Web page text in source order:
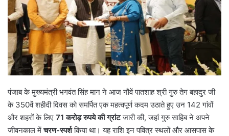
पंजाब के मुख्यमंत्री भगवंत सिंह मान ने आज नौवें पातशाह श्री गुरु तेग बहादुर जी
के 350वें शहीदी दिवस को समर्पित एक महत्वपूर्ण कदम उठाते हुए उन 142 गांवों
और शहरों के लिए 71करोड़ रुपये की ग्रांटजारी की, जहां गुरु साहिब ने अपने
जीवनकाल मेंचरण-स्पर्शकिया था। यह राशि इन पवित्र स्थलों और आसपास के